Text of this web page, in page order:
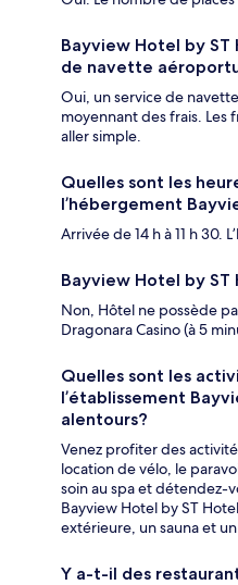
Bayview Hotel by
de navette
Oui, un service de
moyennant des frais. Les
aller simple.
Quelles sont les
l’hébergement
Arrivée de 14 h à 11 h 30.
Bayview Hotel by ST
Non, Hôtel ne possède
Dragonara Casino (à 5
Quelles sont les
l’établissement
alentours?
Venez profiter des
location de vélo, le
soin au spa et détendez-
Bayview Hotel by ST
extérieure, un sauna et
Y a-t-il des